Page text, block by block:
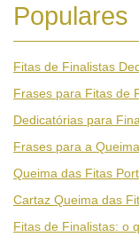
Populares
Fitas de Finalistas
Frases para Fitas de
Dedicatórias para
Frases para a
Queima das Fitas
Cartaz Queima das
Fitas de Finalistas: o